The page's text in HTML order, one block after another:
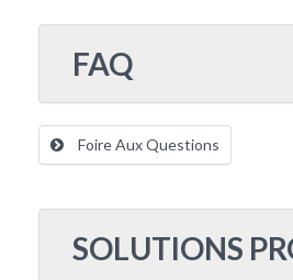
FAQ
Foire Aux Questions
SOLUTIONS